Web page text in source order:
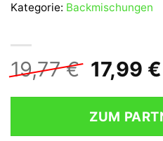
19,77€
Preis
war:
19,77 €
17,99 €
ZUM
Kategorie: Backmischungen